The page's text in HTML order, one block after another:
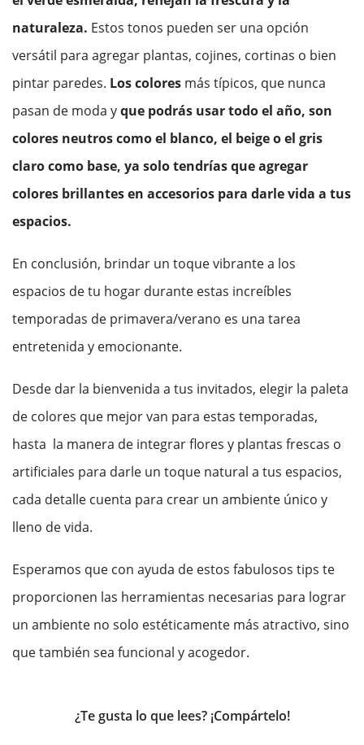
naturaleza. Estos tonos pueden ser una opción
versátil para agregar plantas, cojines, cortinas o bien
pintar paredes. Los colores más típicos, que nunca
pasan de moda yque podrás usar todo el año, son
colores neutros como el blanco, el beige o el gris
claro como base, ya solo tendrías que agregar
colores brillantes en accesorios para darle vida a tus
espacios.
En conclusión, brindar un toque vibrante a los
espacios de tu hogar durante estas increíbles
temporadas de primavera/verano es una tarea
entretenida y emocionante.
Desde dar la bienvenida a tus invitados, elegir la paleta
de colores que mejor van para estas temporadas,
hasta la manera de integrar flores y plantas frescas o
artificiales para darle un toque natural a tus espacios,
cada detalle cuenta para crear un ambiente único y
lleno de vida.
Esperamos que con ayuda de estos fabulosos tips te
proporcionen las herramientas necesarias para lograr
un ambiente no solo estéticamente más atractivo, sino
que también sea funcional y acogedor.
¿Te gusta lo que lees? ¡Compártelo!